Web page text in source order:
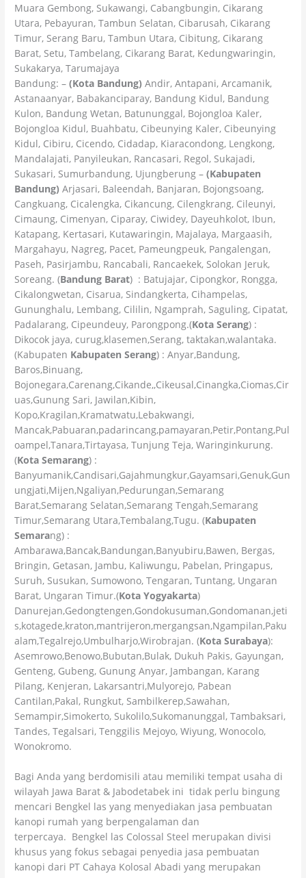
Muara Gembong, Sukawangi, Cabangbungin, Cikarang
Utara, Pebayuran, Tambun Selatan, Cibarusah, Cikarang
Timur, Serang Baru, Tambun Utara, Cibitung, Cikarang
Barat, Setu, Tambelang, Cikarang Barat, Kedungwaringin,
Sukakarya, Tarumajaya
Bandung: –(Kota Bandung) Andir, Antapani, Arcamanik,
Astanaanyar, Babakanciparay, Bandung Kidul, Bandung
Kulon, Bandung Wetan, Batununggal, Bojongloa Kaler,
Bojongloa Kidul, Buahbatu, Cibeunying Kaler, Cibeunying
Kidul, Cibiru, Cicendo, Cidadap, Kiaracondong, Lengkong,
Mandalajati, Panyileukan, Rancasari, Regol, Sukajadi,
Sukasari, Sumurbandung, Ujungberung –(Kabupaten
Bandung) Arjasari, Baleendah, Banjaran, Bojongsoang,
Cangkuang, Cicalengka, Cikancung, Cilengkrang, Cileunyi,
Cimaung, Cimenyan, Ciparay, Ciwidey, Dayeuhkolot, Ibun,
Katapang, Kertasari, Kutawaringin, Majalaya, Margaasih,
Margahayu, Nagreg, Pacet, Pameungpeuk, Pangalengan,
Paseh, Pasirjambu, Rancabali, Rancaekek, Solokan Jeruk,
Soreang. (Bandung Barat) : Batujajar, Cipongkor, Rongga,
Cikalongwetan, Cisarua, Sindangkerta, Cihampelas,
Gununghalu, Lembang, Cililin, Ngamprah, Saguling, Cipatat,
Padalarang, Cipeundeuy, Parongpong.(Kota Serang) :
Dikocok jaya, curug,klasemen,Serang, taktakan,walantaka.
(Kabupaten Kabupaten Serang) : Anyar,Bandung,
Baros,Binuang,
Bojonegara,Carenang,Cikande,,Cikeusal,Cinangka,Ciomas,Cir
uas,Gunung Sari, Jawilan,Kibin,
Kopo,Kragilan,Kramatwatu,Lebakwangi,
Mancak,Pabuaran,padarincang,pamayaran,Petir,Pontang,Pul
oampel,Tanara,Tirtayasa, Tunjung Teja, Waringinkurung.
(Kota Semarang) :
Banyumanik,Candisari,Gajahmungkur,Gayamsari,Genuk,Gun
ungjati,Mijen,Ngaliyan,Pedurungan,Semarang
Barat,Semarang Selatan,Semarang Tengah,Semarang
Timur,Semarang Utara,Tembalang,Tugu. (Kabupaten
Semarang) :
Ambarawa,Bancak,Bandungan,Banyubiru,Bawen, Bergas,
Bringin, Getasan, Jambu, Kaliwungu, Pabelan, Pringapus,
Suruh, Susukan, Sumowono, Tengaran, Tuntang, Ungaran
Barat, Ungaran Timur.(Kota Yogyakarta)
Danurejan,Gedongtengen,Gondokusuman,Gondomanan,jeti
s,kotagede,kraton,mantrijeron,mergangsan,Ngampilan,Paku
alam,Tegalrejo,Umbulharjo,Wirobrajan. (Kota Surabaya):
Asemrowo,Benowo,Bubutan,Bulak, Dukuh Pakis, Gayungan,
Genteng, Gubeng, Gunung Anyar, Jambangan, Karang
Pilang, Kenjeran, Lakarsantri,Mulyorejo, Pabean
Cantilan,Pakal, Rungkut, Sambilkerep,Sawahan,
Semampir,Simokerto, Sukolilo,Sukomanunggal, Tambaksari,
Tandes, Tegalsari, Tenggilis Mejoyo, Wiyung, Wonocolo,
Wonokromo.
Bagi Anda yang berdomisili atau memiliki tempat usaha di
wilayah Jawa Barat & Jabodetabek ini tidak perlu bingung
mencari Bengkel las yang menyediakan jasa pembuatan
kanopi rumah yang berpengalaman dan
terpercaya. Bengkel las Colossal Steel merupakan divisi
khusus yang fokus sebagai penyedia jasa pembuatan
kanopi dari PT Cahaya Kolosal Abadi yang merupakan